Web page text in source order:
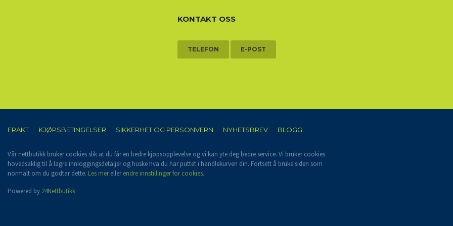
KONTAKT OSS
TELEFON E-POST
FRAKT KJØPSBETINGELSER SIKKERHET OG PERSONVERN NYHETSBREV BLOGG
Vår nettbutikk bruker cookies slik at du får en bedre kjøpsopplevelse og vi kan yte deg bedre service. Vi bruker cookies
hovedsaklig til å lagre innloggingsdetaljer og huske hva du har puttet i handlekurven din. Fortsett å bruke siden som
normalt om du godtar dette. Les merellerendre innstillinger for cookies.
Powered by 24Nettbutikk